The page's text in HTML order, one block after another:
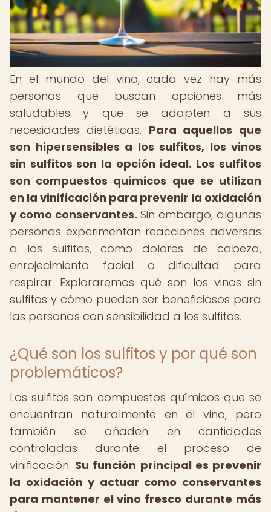
En el mundo del vino, cada vez hay más
personas que buscan opciones más
saludables y que se adapten a sus
necesidades dietéticas. Para aquellos que
son hipersensibles a los sulfitos, los vinos
sin sulfitos son la opción ideal. Los sulfitos
son compuestos químicos que se utilizan
en la vinificación para prevenir la oxidación
y como conservantes. Sin embargo, algunas
personas experimentan reacciones adversas
a los sulfitos, como dolores de cabeza,
enrojecimiento facial o dificultad para
respirar. Exploraremos qué son los vinos sin
sulfitos y cómo pueden ser beneficiosos para
las personas con sensibilidad a los sulfitos.
¿Qué son los sulfitos y por qué son
problemáticos?
Los sulfitos son compuestos químicos que se
encuentran naturalmente en el vino, pero
también se añaden en cantidades
controladas durante el proceso de
vinificación. Su función principal es prevenir
la oxidación y actuar como conservantes
para mantener el vino fresco durante más